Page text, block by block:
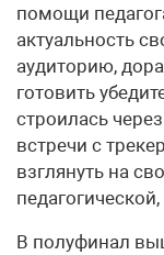
помощи
актуальность
аудиторию,
готовить
строилась
встречи с
взглянуть на
В полуфинал